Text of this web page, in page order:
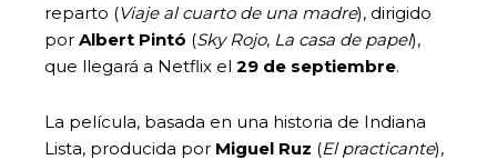
reparto (Viaje al cuarto de una madre), dirigido
por Albert Pintó (Sky Rojo, La casa de papel),
que llegará a Netflix el 29 de septiembre.
La película, basada en una historia de Indiana
Lista, producida por Miguel Ruz (El practicante),